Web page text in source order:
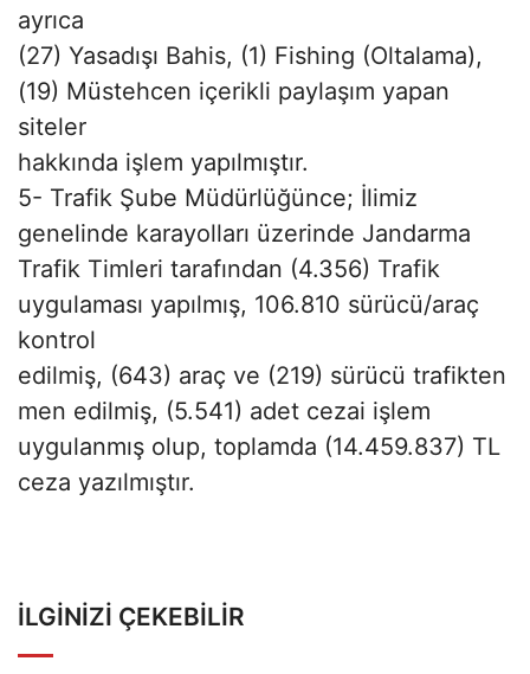
ayrıca
(27) Yasadışı Bahis, (1) Fishing (Oltalama),
(19) Müstehcen içerikli paylaşım yapan
siteler
hakkında işlem yapılmıştır.
5- Trafik Şube Müdürlüğünce; İlimiz
genelinde karayolları üzerinde Jandarma
Trafik Timleri tarafından (4.356) Trafik
uygulaması yapılmış, 106.810 sürücü/araç
kontrol
edilmiş, (643) araç ve (219) sürücü trafikten
men edilmiş, (5.541) adet cezai işlem
uygulanmış olup, toplamda (14.459.837) TL
ceza yazılmıştır.
İLGINIZI ÇEKEBILIR